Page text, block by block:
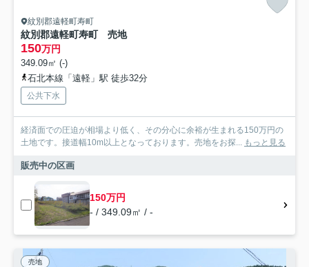
紋別郡遠軽町寿町
紋別郡遠軽町寿町 売地
150万円
349.09㎡ (-)
石北本線「遠軽」駅 徒歩32分
公共下水
経済面での圧迫が相場より低く、その分心に余裕が生まれる150万円の
土地です。接道幅10m以上となっております。売地をお探... もっと見る
販売中の区画
150万円
- / 349.09㎡ / -
売地